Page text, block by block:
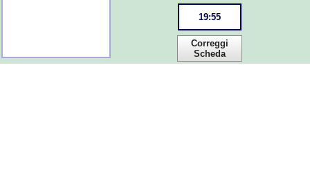
19:55
Correggi
Scheda